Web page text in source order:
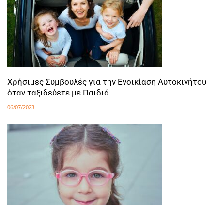
Χρήσιμες Συμβουλές για την Ενοικίαση Αυτοκινήτου
όταν ταξιδεύετε με Παιδιά
06/07/2023